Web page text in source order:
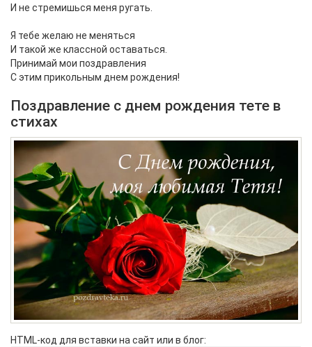
И не стремишься меня ругать.
Я тебе желаю не меняться
И такой же классной оставаться.
Принимай мои поздравления
С этим прикольным днем рождения!
Поздравление с днем рождения тете в
стихах
HTML-код для вставки на сайт или в блог: